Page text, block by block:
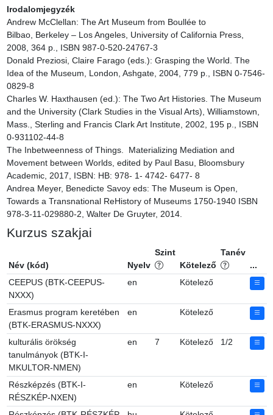
Irodalomjegyzék
Andrew McClellan: The Art Museum from Boullée to
Bilbao, Berkeley – Los Angeles, University of California Press,
2008, 364 p., ISBN 987-0-520-24767-3
Donald Preziosi, Claire Farago (eds.): Grasping the World. The
Idea of the Museum, London, Ashgate, 2004, 779 p., ISBN 0-7546-
0829-8
Charles W. Haxthausen (ed.): The Two Art Histories. The Museum
and the University (Clark Studies in the Visual Arts), Williamstown,
Mass., Sterling and Francis Clark Art Institute, 2002, 195 p., ISBN
0-931102-44-8
The Inbetweenness of Things.  Materializing Mediation and
Movement between Worlds, edited by Paul Basu, Bloomsbury
Academic, 2017, ISBN: HB: 978- 1- 4742- 6477- 8
Andrea Meyer, Benedicte Savoy eds: The Museum is Open,
Towards a Transnational ReHistory of Museums 1750-1940 ISBN
978-3-11-029880-2, Walter De Gruyter, 2014.
Kurzus szakjai
Név (kód) Nyelv
Szint
Kötelező
Tanév
...
CEEPUS (BTK-CEEPUS-
NXXX)
en Kötelező
Erasmus program keretében
(BTK-ERASMUS-NXXX)
en Kötelező
kulturális örökség
tanulmányok (BTK-I-
MKULTOR-NMEN)
en 7 Kötelező 1/2
Részképzés (BTK-I-
RÉSZKÉP-NXEN)
en Kötelező